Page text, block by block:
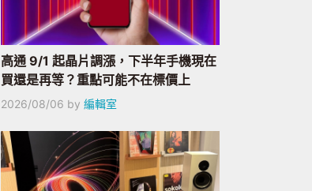
高通 9/1 起晶片調漲，下半年手機現在
買還是再等？重點可能不在標價上
2026/08/06 by 編輯室